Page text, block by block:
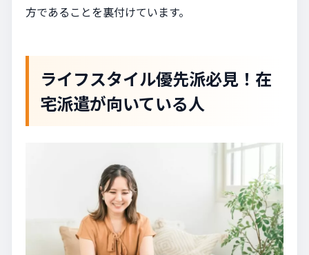
方であることを裏付けています。
ライフスタイル優先派必見！在
宅派遣が向いている人